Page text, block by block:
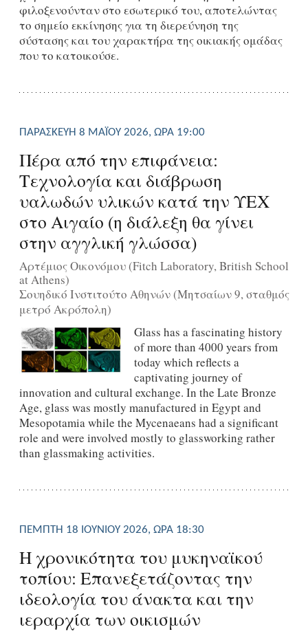
φιλοξενούνταν στο εσωτερικό του, αποτελώντας
το σημείο εκκίνησης για τη διερεύνηση της
σύστασης και του χαρακτήρα της οικιακής ομάδας
που το κατοικούσε.
ΠΑΡΑΣΚΕΥΉ 8 ΜΑΪ́ΟΥ 2026, ΏΡΑ 19:00
Πέρα από την επιφάνεια:
Τεχνολογία και διάβρωση
υαλωδών υλικών κατά την ΥΕΧ
στο Αιγαίο (η διάλεξη θα γίνει
στην αγγλική γλώσσα)
Αρτέμιος Οικονόμου (Fitch Laboratory, British School
at Athens)
Σουηδικό Ινστιτούτο Αθηνών (Μητσαίων 9, σταθμός
μετρό Ακρόπολη)
Glass has a fascinating history
of more than 4000 years from
today which reflects a
captivating journey of
innovation and cultural exchange. In the Late Bronze
Age, glass was mostly manufactured in Egypt and
Mesopotamia while the Mycenaeans had a significant
role and were involved mostly to glassworking rather
than glassmaking activities.
ΠΈΜΠΤΗ 18 ΙΟΥΝΊΟΥ 2026, ΏΡΑ 18:30
Η χρονικότητα του μυκηναϊκού
τοπίου: Επανεξετάζοντας την
ιδεολογία του άνακτα και την
ιεραρχία των οικισμών